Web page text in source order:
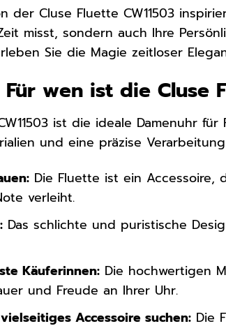
der Cluse Fluette CW11503
misst, sondern auch Ihre
Sie die Magie zeitloser
wen ist die Cluse
ist die ideale Damenuhr
und eine präzise
Die Fluette ist ein Accessoire,
verleiht.
Das schlichte und puristische
Käuferinnen: Die hochwertigen
und Freude an Ihrer Uhr.
Accessoire suchen: Die